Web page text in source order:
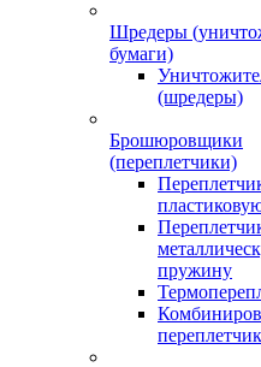
Шредеры
бумаги)
(шредеры)
Брошюровщики
(переплетчики)
пружину